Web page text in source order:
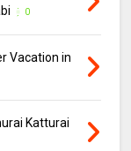
0
Vacation in
Katturai